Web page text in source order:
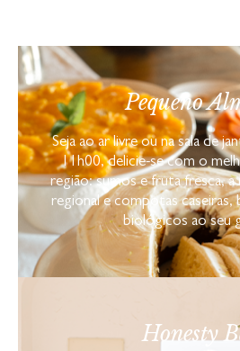
Pequeno
Seja ao ar livre ou na sala de
11h00, delicie-se com o
região: sumos e fruta fresca, a
regional e compotas
biológicos ao seu
Honesty